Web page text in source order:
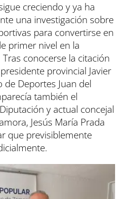
creciendo y ya ha
una investigación sobre
para convertirse en
primer nivel en la
conocerse la citación
provincial Javier
Deportes Juan del
también el
y actual concejal
Jesús María Prada
que previsiblemente